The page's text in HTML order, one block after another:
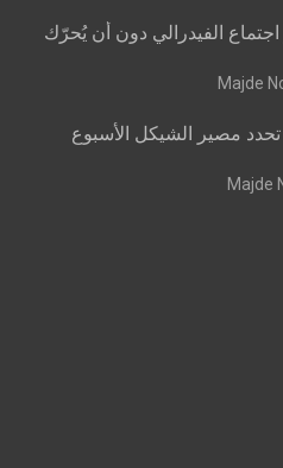
الفيدرالي دون أن يُحرّك
Majde
تحدد مصير الشيكل الأسبوع
Majde